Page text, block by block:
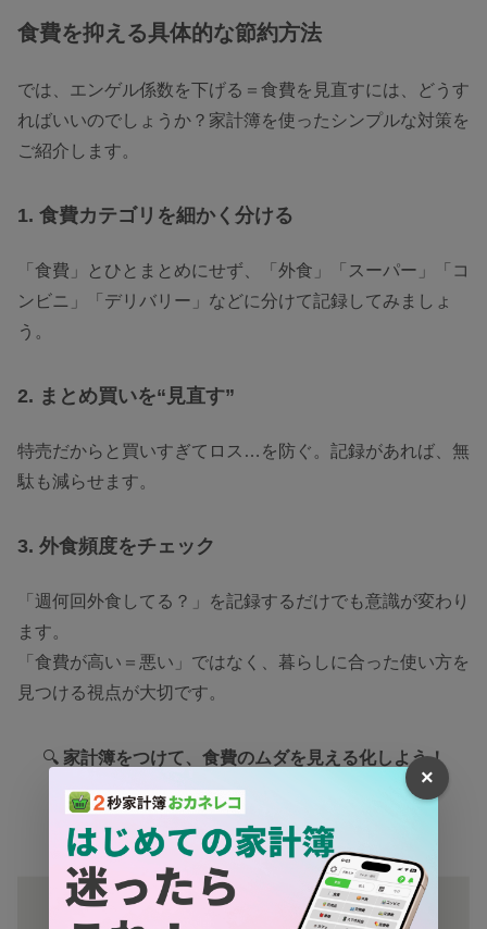
食費を抑える具体的な節約方法
では、エンゲル係数を下げる＝食費を見直すには、どうす
ればいいのでしょうか？家計簿を使ったシンプルな対策を
ご紹介します。
1. 食費カテゴリを細かく分ける
「食費」とひとまとめにせず、「外食」「スーパー」「コ
ンビニ」「デリバリー」などに分けて記録してみましょ
う。
2. まとめ買いを“見直す”
特売だからと買いすぎてロス…を防ぐ。記録があれば、無
駄も減らせます。
3. 外食頻度をチェック
「週何回外食してる？」を記録するだけでも意識が変わり
ます。
「食費が高い＝悪い」ではなく、暮らしに合った使い方を
見つける視点が大切です。
🔍 家計簿をつけて、食費のムダを見える化しよう！
今日のレシートから、気づきが生まれるかも。
↓↓↓
×